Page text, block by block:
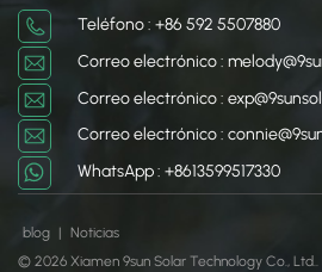
instalación en tejados no
es factible. Su durabilidad,
facilidad de instalación y
adaptabilidad los
convierten en una solución
eficiente para aprovechar
la energía solar.
Teléfono : +86 592 5507880
Correo electrónico :
Correo electrónico :
Correo electrónico :
WhatsApp : +8613599517330
blog |
Noticias
© 2026 Xiamen 9sun Solar Technology Co.,